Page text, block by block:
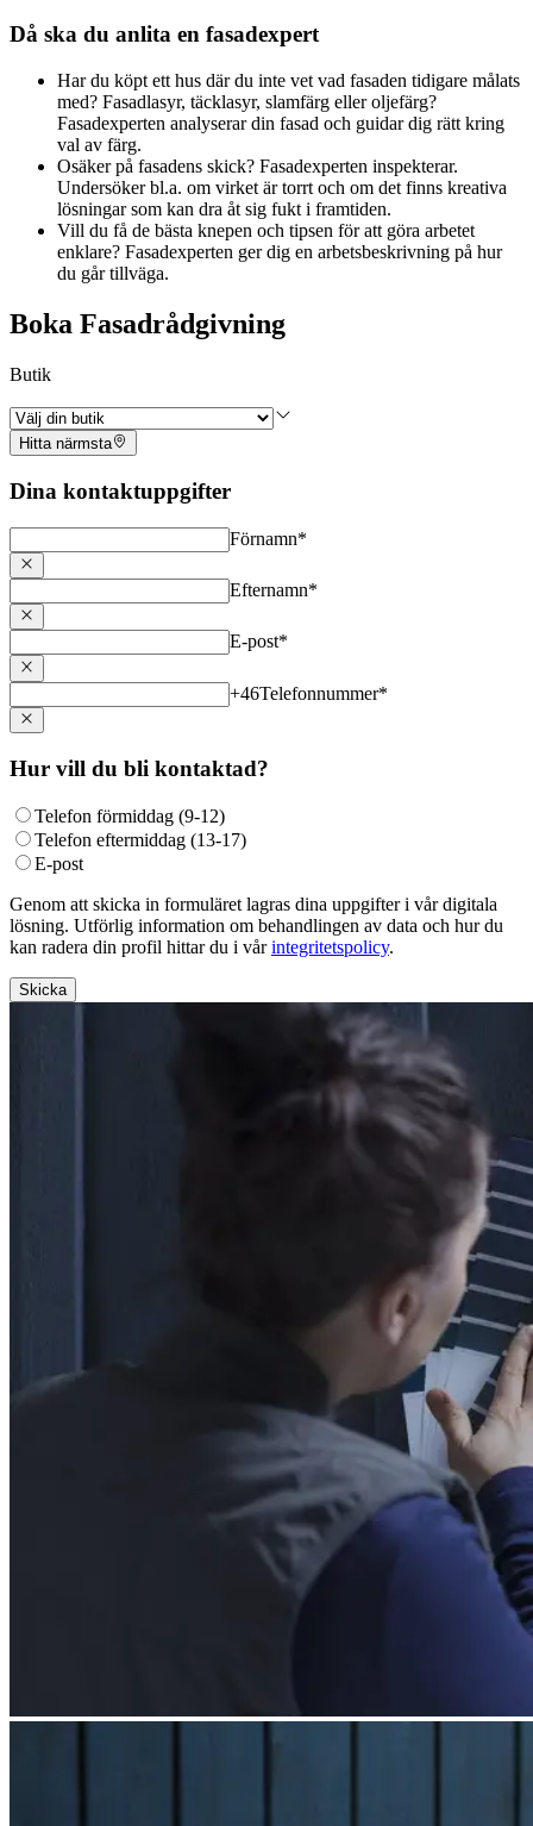
Då ska du anlita en fasadexpert
Har du köpt ett hus där du inte vet vad fasaden tidigare målats
med? Fasadlasyr, täcklasyr, slamfärg eller oljefärg?
Fasadexperten analyserar din fasad och guidar dig rätt kring
val av färg.
Osäker på fasadens skick? Fasadexperten inspekterar.
Undersöker bl.a. om virket är torrt och om det finns kreativa
lösningar som kan dra åt sig fukt i framtiden.
Vill du få de bästa knepen och tipsen för att göra arbetet
enklare? Fasadexperten ger dig en arbetsbeskrivning på hur
du går tillväga.
Boka Fasadrådgivning
Butik
Hitta närmsta
Dina kontaktuppgifter
Förnamn*
Efternamn*
E-post*
+46Telefonnummer*
Hur vill du bli kontaktad?
Telefon förmiddag (9-12)
Telefon eftermiddag (13-17)
E-post
Genom att skicka in formuläret lagras dina uppgifter i vår digitala
lösning. Utförlig information om behandlingen av data och hur du
kan radera din profil hittar du i vårintegritetspolicy.
Skicka